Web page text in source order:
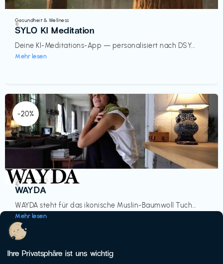
Gesundheit & Wellness
SYLO KI Meditation
Deine KI-Meditations-App — personalisiert nach DSY...
Mehr lesen
€‎
-20%
Accessoires & Fashion
WAYDA
WAYDA steht für das ikonische Muslin-Baumwoll Tuch...
Mehr lesen
€‎
Ihre Privatsphäre ist uns wichtig